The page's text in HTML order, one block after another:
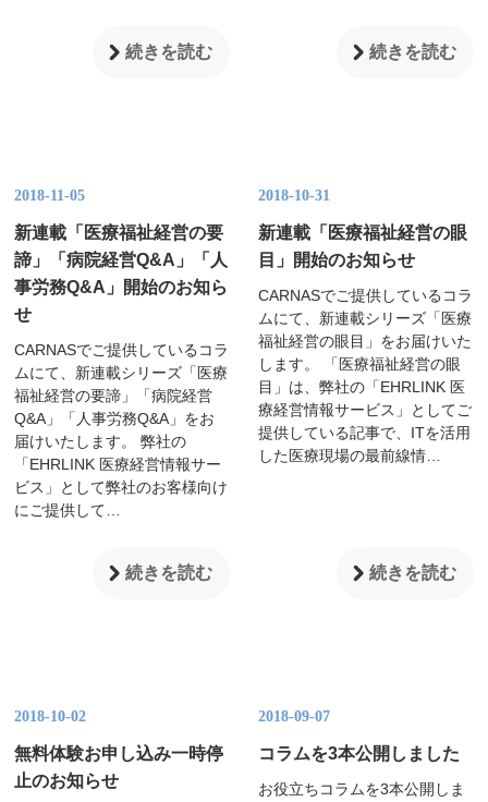
続きを読む 続きを読む
2018-11-05
新連載「医療福祉経営の要
諦」「病院経営Q&A」「人
事労務Q&A」開始のお知ら
せ
CARNASでご提供しているコラ
ムにて、新連載シリーズ「医療
福祉経営の要諦」「病院経営
Q&A」「人事労務Q&A」をお
届けいたします。 弊社の
「EHRLINK 医療経営情報サー
ビス」として弊社のお客様向け
にご提供して…
続きを読む
2018-10-31
新連載「医療福祉経営の眼
目」開始のお知らせ
CARNASでご提供しているコラ
ムにて、新連載シリーズ「医療
福祉経営の眼目」をお届けいた
します。 「医療福祉経営の眼
目」は、弊社の「EHRLINK 医
療経営情報サービス」としてご
提供している記事で、ITを活用
した医療現場の最前線情…
続きを読む
2018-10-02
無料体験お申し込み一時停
止のお知らせ
2018-09-07
コラムを3本公開しました
お役立ちコラムを3本公開しま